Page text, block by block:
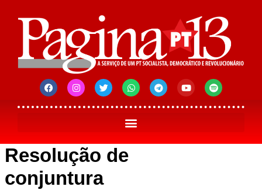
Resolução de
conjuntura